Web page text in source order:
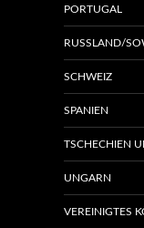
PORTUGAL
RUSSLAND/
SCHWEIZ
SPANIEN
TSCHECHIEN
UNGARN
VEREINIGTES